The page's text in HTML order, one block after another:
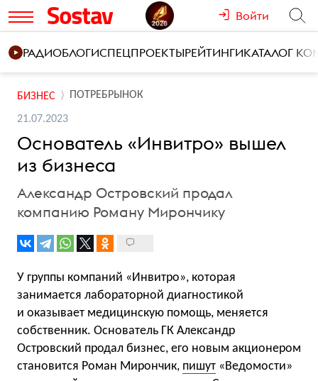
Войти
РАДИОБЛОГИСПЕЦПРОЕКТЫРЕЙТИНГИКАТАЛОГ
БИЗНЕС ПОТРЕБРЫНОК
21.07.2023
Основатель «Инвитро» вышел
из бизнеса
Александр Островский продал
компанию Роману Мирончику
У группы компаний «Инвитро», которая
занимается лабораторной диагностикой
и оказывает медицинскую помощь, меняется
собственник. Основатель ГК Александр
Островский продал бизнес, его новым акционером
становится Роман Мирончик, пишут «Ведомости»